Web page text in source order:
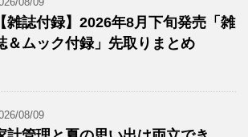
【雑誌付録】2026年8月下旬発売「雑
＆ムック付録」先取りまとめ
08/09